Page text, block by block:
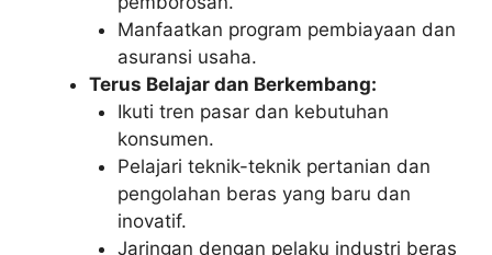
Manfaatkan program pembiayaan dan
asuransi usaha.
Terus Belajar dan Berkembang:
Ikuti tren pasar dan kebutuhan
konsumen.
Pelajari teknik-teknik pertanian dan
pengolahan beras yang baru dan
inovatif.
Jaringan dengan pelaku industri beras